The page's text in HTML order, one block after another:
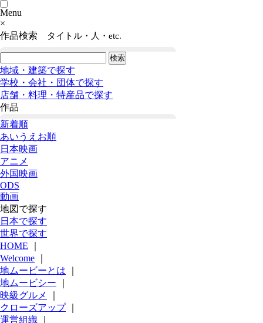
Menu
×
作品検索
タイトル・人・etc.
地域・建築で探す
学校・会社・団体で探す
店舗・料理・特産品で探す
作品
新着順
あいうえお順
日本映画
アニメ
外国映画
ODS
動画
地図で探す
日本で探す
世界で探す
HOME
Welcome
地ムービーとは
地ムービシー
映級グルメ
クローズアップ｜
運営組織